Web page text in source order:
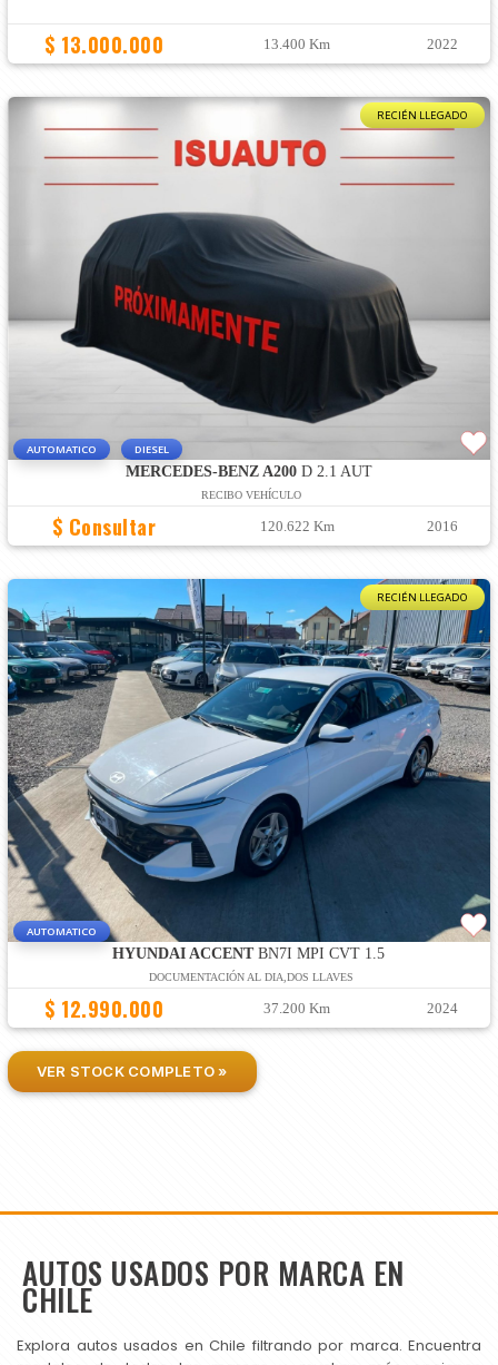
$ 13.000.000 13.400 Km 2022
RECIÉN LLEGADO
AUTOMATICO DIESEL
MERCEDES-BENZ A200D 2.1 AUT
RECIBO VEHÍCULO
$ Consultar 120.622 Km 2016
RECIÉN LLEGADO
AUTOMATICO
HYUNDAI ACCENTBN7I MPI CVT 1.5
DOCUMENTACIÓN AL DIA,DOS LLAVES
$ 12.990.000 37.200 Km 2024
VER STOCK COMPLETO »
AUTOS USADOS POR MARCA EN
CHILE
Explora autos usados en Chile filtrando por marca. Encuentra